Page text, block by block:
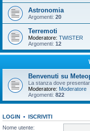
Astronomia
Argomenti: 20
Terremoti
Moderatore: TWISTER
Argomenti: 12
Benvenuti su
La stanza dove
Moderatore: Moderatore
Argomenti: 822
LOGIN • ISCRIVITI
Nome utente: